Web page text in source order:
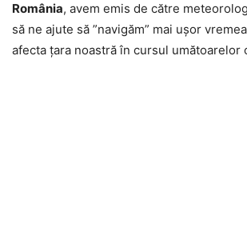
România, avem emis de către
să ne ajute să ”navigăm” mai ușor
afecta țara noastră în cursul umătoarelor